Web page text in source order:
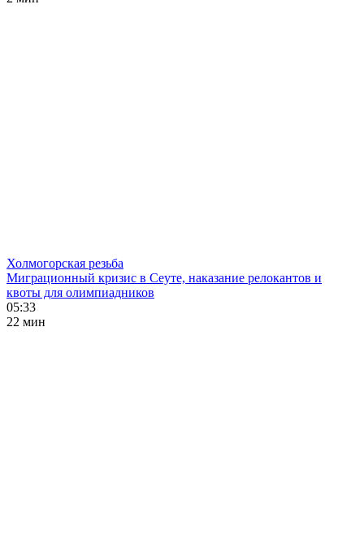
Холмогорская резьба
Миграционный кризис в Сеуте, наказание релокантов и
квоты для олимпиадников
05:33
22 мин